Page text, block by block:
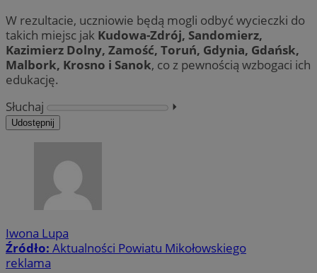
W rezultacie, uczniowie będą mogli odbyć wycieczki do
takich miejsc jak Kudowa-Zdrój, Sandomierz,
Kazimierz Dolny, Zamość, Toruń, Gdynia, Gdańsk,
Malbork, Krosno i Sanok, co z pewnością wzbogaci ich
edukację.
Słuchaj
⏵︎
Udostępnij
Iwona Lupa
Źródło: Aktualności Powiatu Mikołowskiego
reklama